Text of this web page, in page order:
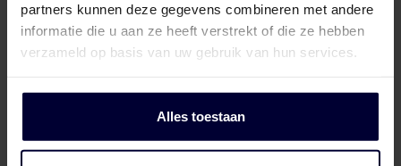
partners kunnen deze gegevens combineren met andere
informatie die u aan ze heeft verstrekt of die ze hebben
verzameld op basis van uw gebruik van hun services.
Alles toestaan